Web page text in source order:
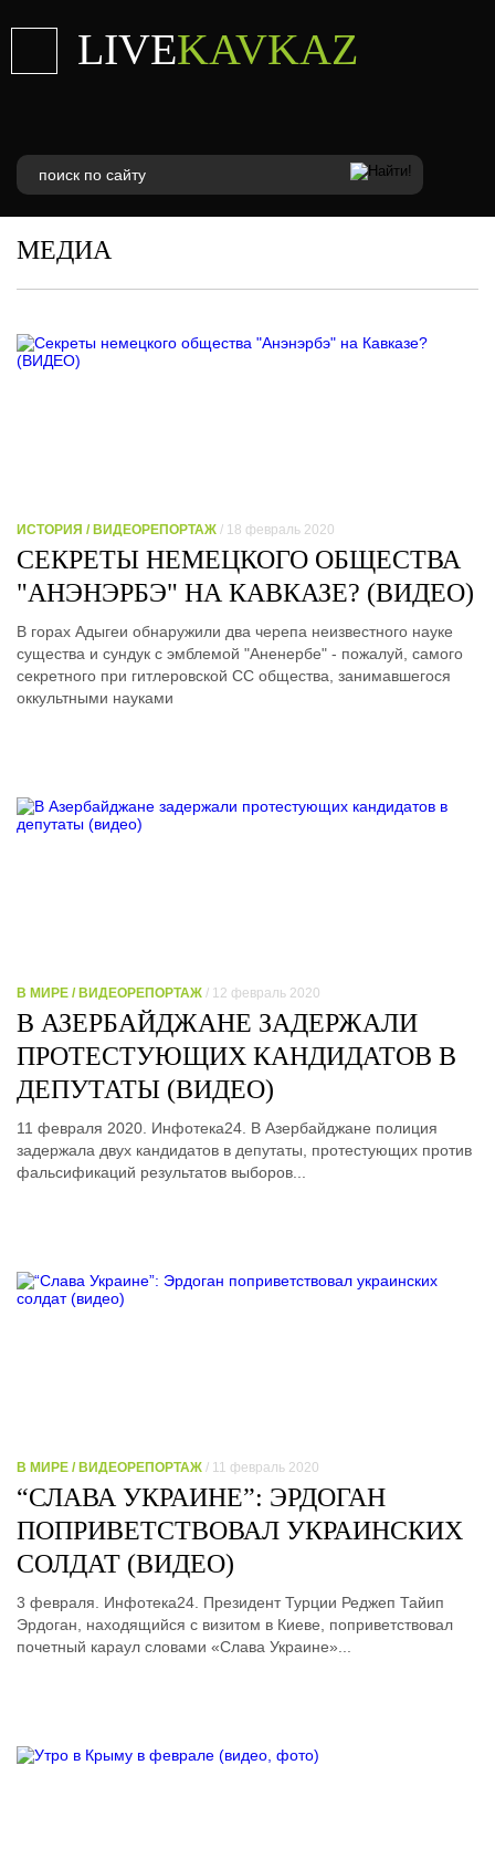
LIVEKAVKAZ
МЕДИА
ИСТОРИЯ / ВИДЕОРЕПОРТАЖ / 18 февраль 2020
СЕКРЕТЫ НЕМЕЦКОГО ОБЩЕСТВА
"АНЭНЭРБЭ" НА КАВКАЗЕ? (ВИДЕО)
В горах Адыгеи обнаружили два черепа неизвестного науке
существа и сундук с эмблемой "Аненербе" - пожалуй, самого
секретного при гитлеровской СС общества, занимавшегося
оккультными науками
В МИРЕ / ВИДЕОРЕПОРТАЖ / 12 февраль 2020
В АЗЕРБАЙДЖАНЕ ЗАДЕРЖАЛИ
ПРОТЕСТУЮЩИХ КАНДИДАТОВ В
ДЕПУТАТЫ (ВИДЕО)
11 февраля 2020. Инфотека24. В Азербайджане полиция
задержала двух кандидатов в депутаты, протестующих против
фальсификаций результатов выборов...
В МИРЕ / ВИДЕОРЕПОРТАЖ / 11 февраль 2020
“СЛАВА УКРАИНЕ”: ЭРДОГАН
ПОПРИВЕТСТВОВАЛ УКРАИНСКИХ
СОЛДАТ (ВИДЕО)
3 февраля. Инфотека24. Президент Турции Реджеп Тайип
Эрдоган, находящийся с визитом в Киеве, поприветствовал
почетный караул словами «Слава Украине»...